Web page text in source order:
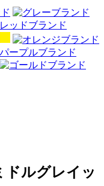
ドルグレイッ